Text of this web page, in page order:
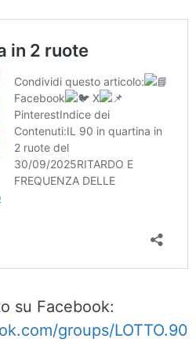
su Facebook:
groups/LOTTO.90